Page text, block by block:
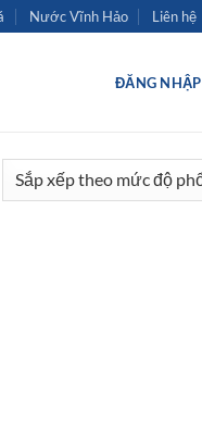
Nước Vĩnh Hảo Liên hệ
ĐĂNG NHẬP